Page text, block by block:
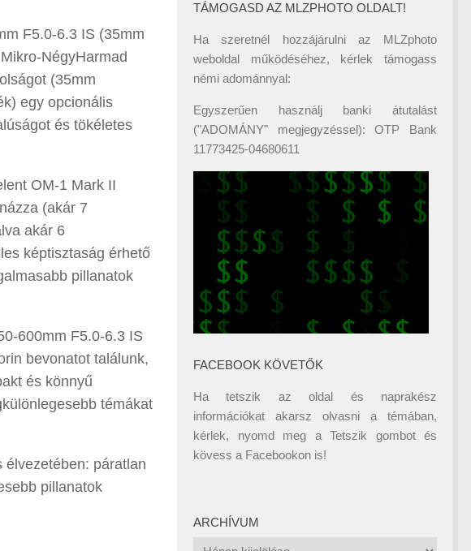
F5.0-6.3 IS (35mm
NégyHarmad
(35mm
egy opcionális
és tökéletes
OM-1 Mark II
(akár 7
akár 6
képtisztaság érhető
pillanatok
600mm F5.0-6.3 IS
bevonatot találunk,
és könnyű
témákat
élvezetében: páratlan
pillanatok
TÁMOGASD AZ MLZPHOTO OLDALT!
Ha szeretnél hozzájárulni az MLZphoto
weboldal működéséhez, kérlek támogass
némi adománnyal:
Egyszerűen használj banki átutalást
("ADOMÁNY" megjegyzéssel): OTP Bank
11773425-04680611
FACEBOOK KÖVETŐK
Ha tetszik az oldal és naprakész
információkat akarsz olvasni a témában,
kérlek, nyomd meg a Tetszik gombot és
kövess a Facebookon is!
ARCHÍVUM
Archívum